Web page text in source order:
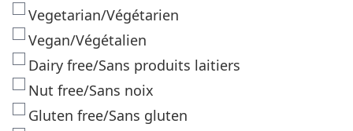
Vegetarian/Végétarien
Vegan/Végétalien
Dairy free/Sans produits laitiers
Nut free/Sans noix
Gluten free/Sans gluten